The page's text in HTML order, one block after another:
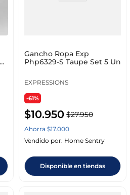
Gancho Ropa Exp
Php6329-S Taupe Set 5 Un
EXPRESSIONS
-61%
$10.950 $27.950
Ahorra $17.000
Vendido por: Home Sentry
Disponible en tiendas